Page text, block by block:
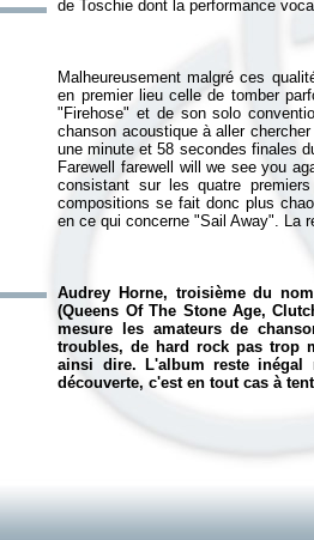
Malheureusement malgré ces
en premier lieu celle de tomber
"Firehose" et de son solo
chanson acoustique à aller
une minute et 58 secondes finales
Farewell farewell will we see you
consistant sur les quatre
compositions se fait donc plus
Audrey Horne, troisième du
(Queens Of The Stone Age,
mesure les amateurs de
troubles, de hard rock pas trop
ainsi dire. L'album reste
découverte, c'est en tout cas à